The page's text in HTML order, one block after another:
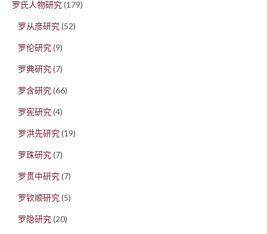
罗氏人物研究(179)
罗从彦研究(52)
罗伦研究(9)
罗典研究(7)
罗含研究(66)
罗宪研究(4)
罗洪先研究(19)
罗珠研究(7)
罗贯中研究(7)
罗钦顺研究(5)
罗隐研究(20)